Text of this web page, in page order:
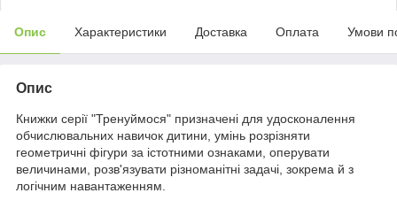
Опис Характеристики Доставка Оплата Умови
Опис
Книжки серії "Тренуймося" призначені для удосконалення
обчислювальних навичок дитини, умінь розрізняти
геометричні фігури за істотними ознаками, оперувати
величинами, розв'язувати різноманітні задачі, зокрема й з
логічним навантаженням.